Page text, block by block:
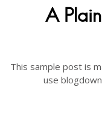
A
This sample post is
use